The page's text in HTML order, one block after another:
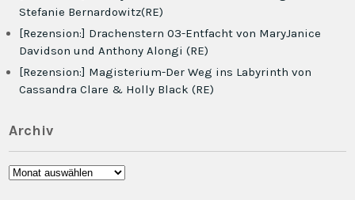
Stefanie Bernardowitz(RE)
[Rezension:] Drachenstern 03-Entfacht von MaryJanice
Davidson und Anthony Alongi (RE)
[Rezension:] Magisterium-Der Weg ins Labyrinth von
Cassandra Clare & Holly Black (RE)
Archiv
Archiv